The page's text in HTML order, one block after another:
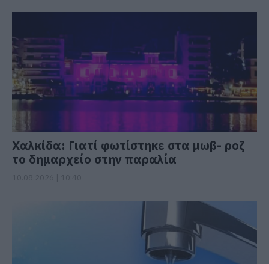
Χαλκίδα: Γιατί φωτίστηκε στα μωβ- ροζ
το δημαρχείο στην παραλία